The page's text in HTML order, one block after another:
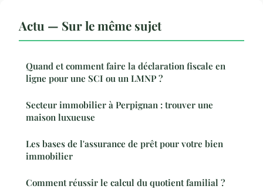
Actu — Sur le même sujet
Quand et comment faire la déclaration fiscale en
ligne pour une SCI ou un LMNP ?
Secteur immobilier à Perpignan : trouver une
maison luxueuse
Les bases de l'assurance de prêt pour votre bien
immobilier
Comment réussir le calcul du quotient familial ?